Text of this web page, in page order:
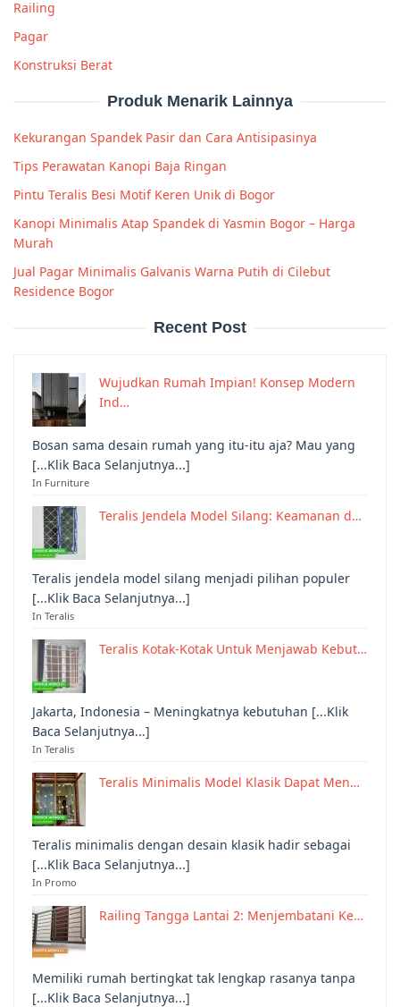
Railing
Pagar
Konstruksi Berat
Produk Menarik Lainnya
Kekurangan Spandek Pasir dan Cara Antisipasinya
Tips Perawatan Kanopi Baja Ringan
Pintu Teralis Besi Motif Keren Unik di Bogor
Kanopi Minimalis Atap Spandek di Yasmin Bogor – Harga
Murah
Jual Pagar Minimalis Galvanis Warna Putih di Cilebut
Residence Bogor
Recent Post
Wujudkan Rumah Impian! Konsep Modern
Ind…
Bosan sama desain rumah yang itu-itu aja? Mau yang
[...Klik Baca Selanjutnya...]
In Furniture
Teralis Jendela Model Silang: Keamanan d…
Teralis jendela model silang menjadi pilihan populer
[...Klik Baca Selanjutnya...]
In Teralis
Teralis Kotak-Kotak Untuk Menjawab Kebut…
Jakarta, Indonesia – Meningkatnya kebutuhan [...Klik
Baca Selanjutnya...]
In Teralis
Teralis Minimalis Model Klasik Dapat Men…
Teralis minimalis dengan desain klasik hadir sebagai
[...Klik Baca Selanjutnya...]
In Promo
Railing Tangga Lantai 2: Menjembatani Ke…
Memiliki rumah bertingkat tak lengkap rasanya tanpa
[...Klik Baca Selanjutnya...]